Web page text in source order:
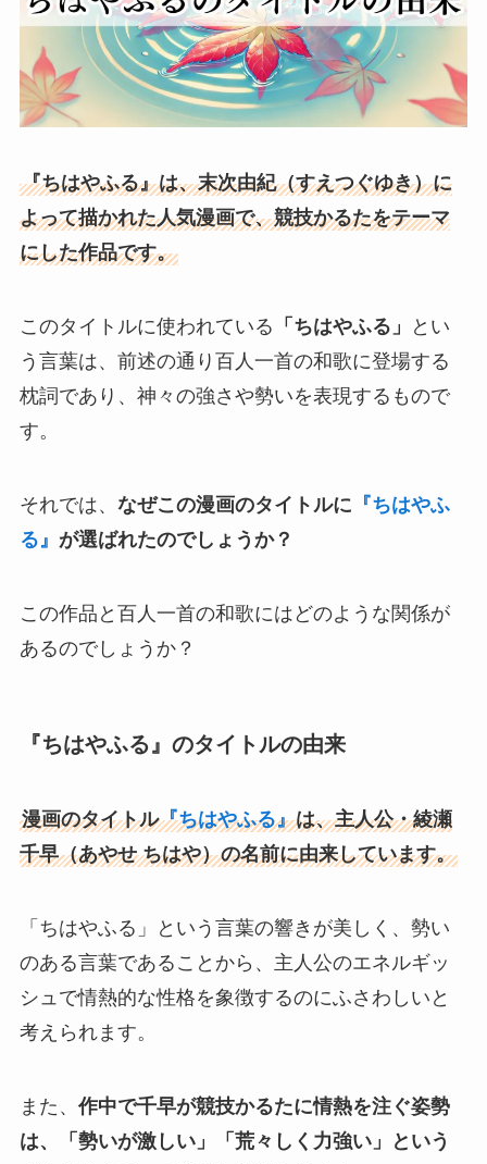
『ちはやふる』は、末次由紀（すえつぐゆき）に
よって描かれた人気漫画で、競技かるたをテーマ
にした作品です。
このタイトルに使われている 「ちはやふる」
とい
う言葉は、前述の通り百人一首の和歌に登場する
枕詞であり、神々の強さや勢いを表現するもので
す。
それでは、 なぜこの漫画のタイトルに 『ちはやふ
る』 が選ばれたのでしょうか？
この作品と百人一首の和歌にはどのような関係が
あるのでしょうか？
『ちはやふる』のタイトルの由来
漫画のタイトル『ちはやふる』は、主人公・綾瀬
千早（あやせ ちはや）の名前に由来しています。
「ちはやふる」という言葉の響きが美しく、勢い
のある言葉であることから、主人公のエネルギッ
シュで情熱的な性格を象徴するのにふさわしいと
考えられます。
また、 作中で千早が競技かるたに情熱を注ぐ姿勢
は、「勢いが激しい」「荒々しく力強い」という